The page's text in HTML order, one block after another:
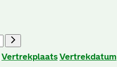
Vertrekplaats Vertrekdatum